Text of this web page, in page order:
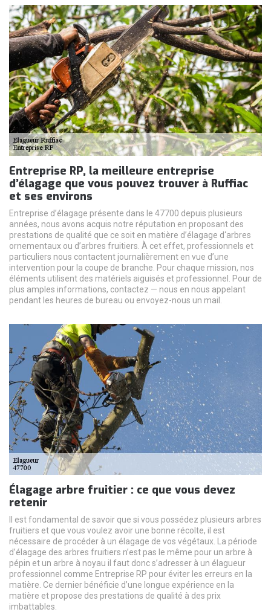
Entreprise RP, la meilleure entreprise
d’élagage que vous pouvez trouver à Ruffiac
et ses environs
Entreprise d’élagage présente dans le 47700 depuis plusieurs
années, nous avons acquis notre réputation en proposant des
prestations de qualité que ce soit en matière d’élagage d‘arbres
ornementaux ou d’arbres fruitiers. À cet effet, professionnels et
particuliers nous contactent journalièrement en vue d’une
intervention pour la coupe de branche. Pour chaque mission, nos
éléments utilisent des matériels aiguisés et professionnel. Pour de
plus amples informations, contactez — nous en nous appelant
pendant les heures de bureau ou envoyez-nous un mail.
Élagage arbre fruitier : ce que vous devez
retenir
Il est fondamental de savoir que si vous possédez plusieurs arbres
fruitiers et que vous voulez avoir une bonne récolte, il est
nécessaire de procéder à un élagage de vos végétaux. La période
d’élagage des arbres fruitiers n’est pas le même pour un arbre à
pépin et un arbre à noyau il faut donc s’adresser à un élagueur
professionnel comme Entreprise RP pour éviter les erreurs en la
matière. Ce dernier bénéficie d’une longue expérience en la
matière et propose des prestations de qualité à des prix
imbattables.